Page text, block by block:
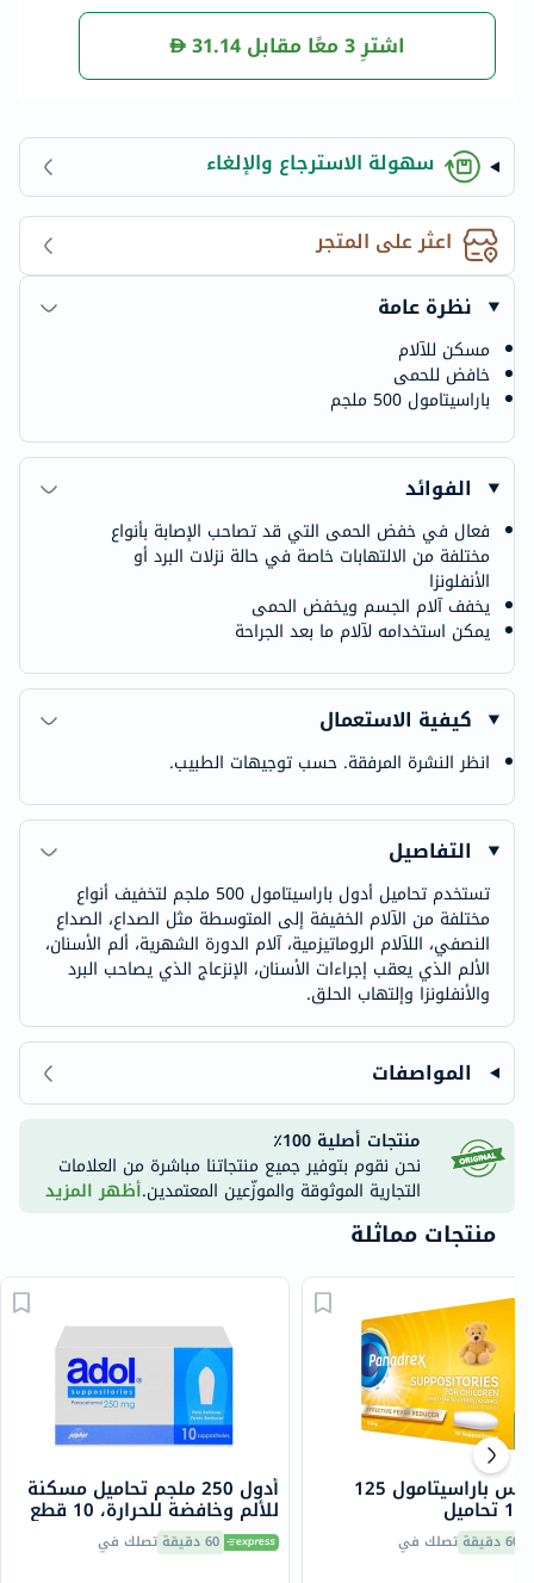
اشترِ 3 معًا مقابل 31.14
سهولة الاسترجاع والإلغاء
اعثر على المتجر
نظرة عامة
مسكن للآلام
خافض للحمى
باراسيتامول 500 ملجم
الفوائد
فعال في خفض الحمى التي قد تصاحب الإصابة بأنواع
مختلفة من الالتهابات خاصة في حالة نزلات البرد أو
الأنفلونزا
يخفف آلام الجسم ويخفض الحمى
يمكن استخدامه لآلام ما بعد الجراحة
كيفية الاستعمال
انظر النشرة المرفقة. حسب توجيهات الطبيب.
التفاصيل
تستخدم تحاميل أدول باراسيتامول 500 ملجم لتخفيف أنواع
مختلفة من الآلام الخفيفة إلى المتوسطة مثل الصداع، الصداع
النصفي، اللآلام الروماتيزمية، آلام الدورة الشهرية، ألم الأسنان،
الألم الذي يعقب إجراءات الأسنان، الإنزعاج الذي يصاحب البرد
والأنفلونزا وإلتهاب الحلق.
المواصفات
منتجات أصلية 100٪
نحن نقوم بتوفير جميع منتجاتنا مباشرة من العلامات
التجارية الموثوقة والموزّعين المعتمدين.أظهر المزيد
منتجات مماثلة
أدول 250 ملجم تحاميل مسكنة
للألم وخافضة للحرارة، 10 قطع
60 دقيقة تصلك في
بانادريكس باراسيتامول 125
60 دقيقة تصلك في